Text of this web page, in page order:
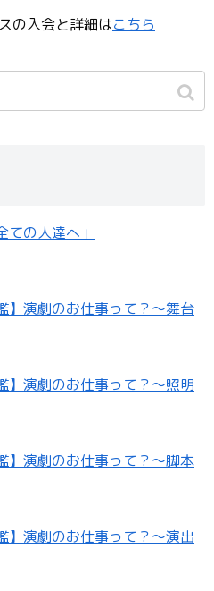
の入会と詳細はこちら
ての人達へ」
】演劇のお仕事って？〜舞台
】演劇のお仕事って？〜照明
】演劇のお仕事って？〜脚本
】演劇のお仕事って？〜演出